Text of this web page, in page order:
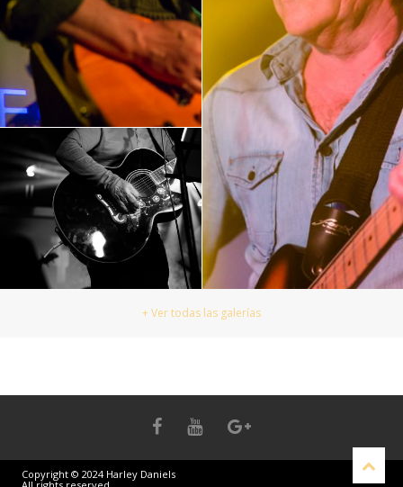
+ Ver todas las galerías
Copyright © 2024 Harley Daniels